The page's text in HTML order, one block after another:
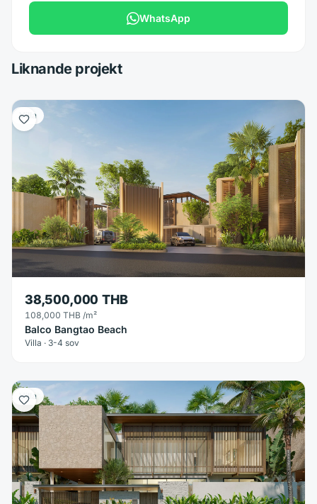
WhatsApp
Liknande projekt
Villa
38,500,000 THB
108,000 THB /m²
Balco Bangtao Beach
Villa · 3-4 sov
Villa